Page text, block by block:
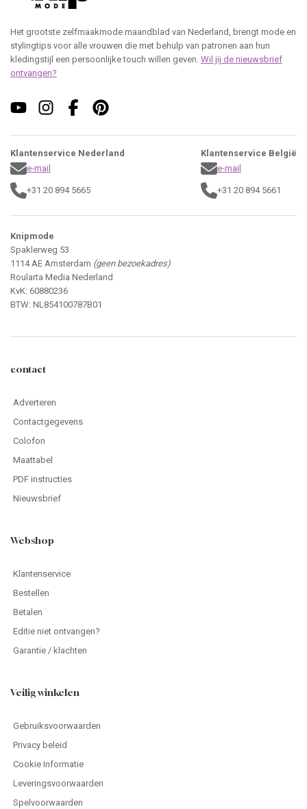
Het grootste zelfmaakmode maandblad van Nederland, brengt mode en
stylingtips voor alle vrouwen die met behulp van patronen aan hun
kledingstijl een persoonlijke touch willen geven. Wil jij de nieuwsbrief
ontvangen?
Klantenservice Nederland
e-mail
+31 20 894 5665
Klantenservice België
e-mail
+31 20 894 5661
Knipmode
Spaklerweg 53
1114 AE Amsterdam (geen bezoekadres)
Roularta Media Nederland
KvK: 60880236
BTW: NL854100787B01
contact
Adverteren
Contactgegevens
Colofon
Maattabel
PDF instructies
Nieuwsbrief
Webshop
Klantenservice
Bestellen
Betalen
Editie niet ontvangen?
Garantie / klachten
Veilig winkelen
Gebruiksvoorwaarden
Privacy beleid
Cookie Informatie
Leveringsvoorwaarden
Spelvoorwaarden